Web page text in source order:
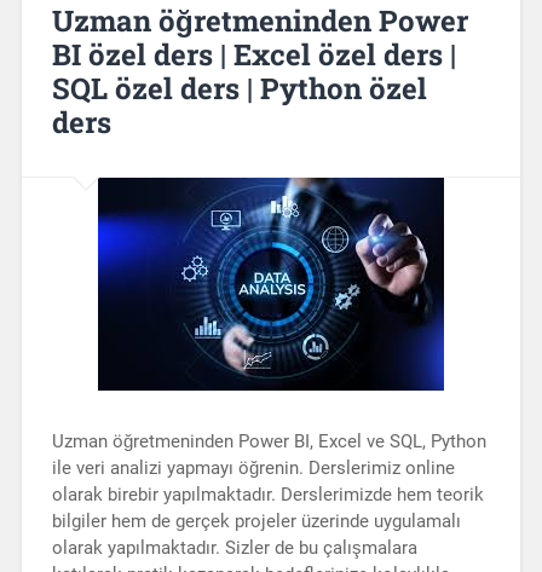
Uzman öğretmeninden Power
BI özel ders | Excel özel ders |
SQL özel ders | Python özel
ders
Uzman öğretmeninden Power BI, Excel ve SQL, Python
ile veri analizi yapmayı öğrenin. Derslerimiz online
olarak birebir yapılmaktadır. Derslerimizde hem teorik
bilgiler hem de gerçek projeler üzerinde uygulamalı
olarak yapılmaktadır. Sizler de bu çalışmalara